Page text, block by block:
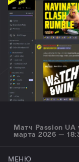
Матч Passion UA
марта 2026 —
МЕНЮ